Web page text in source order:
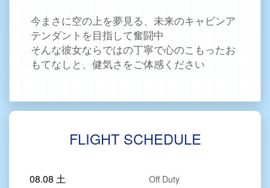
今まさに空の上を夢見る、未来のキャビンア
テンダントを目指して奮闘中
そんな彼女ならではの丁寧で心のこもったお
もてなしと、健気さをご体感ください
FLIGHT SCHEDULE
08.08 土 Off Duty